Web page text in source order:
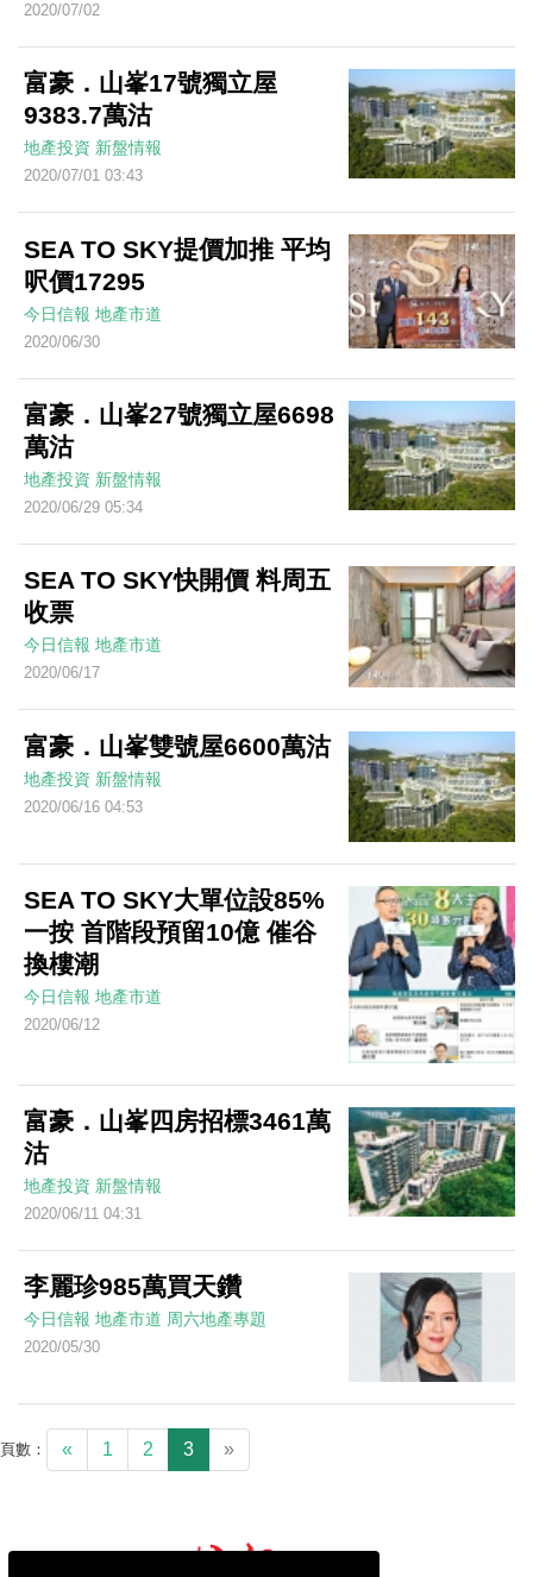
2020/07/02
富豪．山峯17號獨立屋
9383.7萬沽
地產投資 新盤情報
2020/07/01 03:43
SEA TO SKY提價加推 平均
呎價17295
今日信報 地產市道
2020/06/30
富豪．山峯27號獨立屋6698
萬沽
地產投資 新盤情報
2020/06/29 05:34
SEA TO SKY快開價 料周五
收票
今日信報 地產市道
2020/06/17
富豪．山峯雙號屋6600萬沽
地產投資 新盤情報
2020/06/16 04:53
SEA TO SKY大單位設85%
一按 首階段預留10億 催谷
換樓潮
今日信報 地產市道
2020/06/12
富豪．山峯四房招標3461萬
沽
地產投資 新盤情報
2020/06/11 04:31
李麗珍985萬買天鑽
今日信報 地產市道 周六地產專題
2020/05/30
頁數： « 1 2 3 »